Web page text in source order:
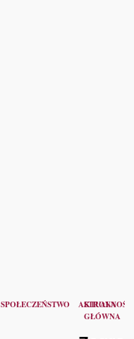
SPOŁECZEŃSTWO
STRONA
GŁÓWNA